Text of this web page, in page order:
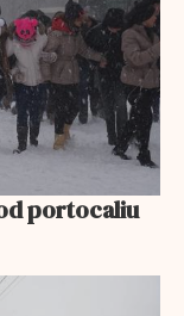
portocaliu